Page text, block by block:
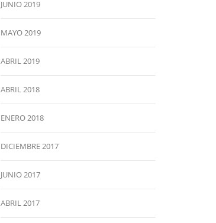
JUNIO 2019
MAYO 2019
ABRIL 2019
ABRIL 2018
ENERO 2018
DICIEMBRE 2017
JUNIO 2017
ABRIL 2017